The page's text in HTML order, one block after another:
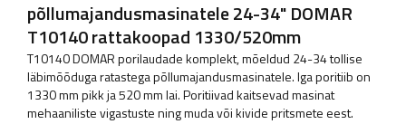
põllumajandusmasinatele 24-34" DOMAR
T10140 rattakoopad 1330/520mm
T10140 DOMAR porilaudade komplekt, mõeldud 24-34 tollise
läbimõõduga ratastega põllumajandusmasinatele. Iga poritiib on
1330 mm pikk ja 520 mm lai. Poritiivad kaitsevad masinat
mehaaniliste vigastuste ning muda või kivide pritsmete eest.